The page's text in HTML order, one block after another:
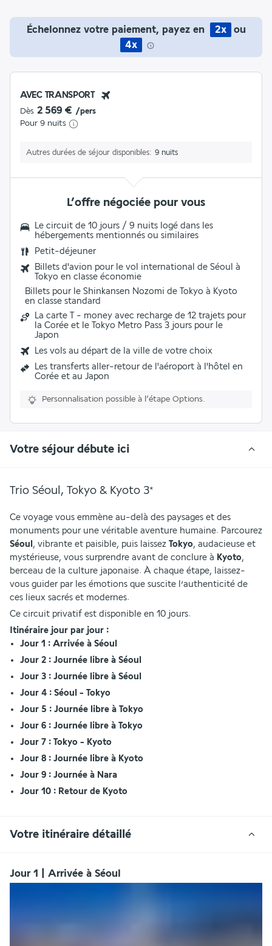
Échelonnez votre paiement, payez en 2x
ou
4x
AVEC TRANSPORT
Dès 2 569 € /pers
Pour 9 nuits
Autres durées de séjour disponibles 9 nuits
L’offre négociée pour vous
Le circuit de 10 jours / 9 nuits logé dans les
hébergements mentionnés ou similaires
Petit-déjeuner
Billets d'avion pour le vol international de Séoul à
Tokyo en classe économie
Billets pour le Shinkansen Nozomi de Tokyo à Kyoto
en classe standard
La carte T - money avec recharge de 12 trajets pour
la Corée et le Tokyo Metro Pass 3 jours pour le
Japon
Les vols au départ de la ville de votre choix
Les transferts aller-retour de l'aéroport à l'hôtel en
Corée et au Japon
Personnalisation possible à l’étape Options.
Votre séjour débute ici
Trio Séoul, Tokyo & Kyoto 3*
Ce voyage vous emmène au-delà des paysages et des
Séoul , vibrante et paisible, puis laissez Tokyo, audacieuse et
mystérieuse, vous surprendre avant de conclure à Kyoto,
berceau de la culture japonaise. À chaque étape, laissez-
vous guider par les émotions que suscite l’authenticité de
ces lieux sacrés et modernes.
Ce circuit privatif est disponible en 10 jours.
Itinéraire jour par jour :
Jour 1 : Arrivée à Séoul
Jour 2 : Journée libre à Séoul
Jour 3 : Journée libre à Séoul
Jour 4 : Séoul - Tokyo
Jour 5 : Journée libre à Tokyo
Jour 6 : Journée libre à Tokyo
Jour 7 : Tokyo - Kyoto
Jour 8 : Journée libre à Kyoto
Jour 9 : Journée à Nara
Jour 10 : Retour de Kyoto
Votre itinéraire détaillé
Jour 1 | Arrivée à Séoul